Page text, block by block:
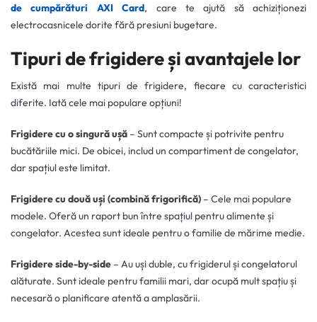
de cumpărături AXI Card, care te ajută să achiziționezi
electrocasnicele dorite fără presiuni bugetare.
Tipuri de frigidere și avantajele lor
Există mai multe tipuri de frigidere, fiecare cu caracteristici
diferite. Iată cele mai populare opțiuni!
Frigidere cu o singură ușă – Sunt compacte și potrivite pentru
bucătăriile mici. De obicei, includ un compartiment de congelator,
dar spațiul este limitat.
Frigidere cu două uși (combină frigorifică) – Cele mai populare
modele. Oferă un raport bun între spațiul pentru alimente și
congelator. Acestea sunt ideale pentru o familie de mărime medie.
Frigidere side-by-side – Au uși duble, cu frigiderul și congelatorul
alăturate. Sunt ideale pentru familii mari, dar ocupă mult spațiu și
necesară o planificare atentă a amplasării.